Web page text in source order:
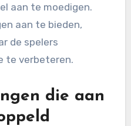
aan te moedigen.
aan te bieden,
de spelers
te verbeteren.
die aan